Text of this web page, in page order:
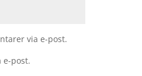
via e-post.
e-post.